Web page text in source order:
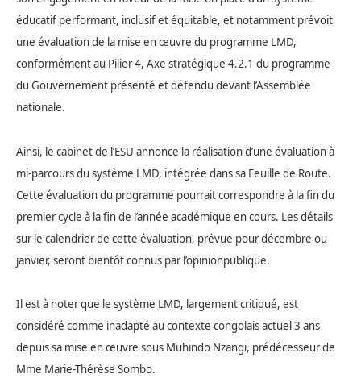
éducatif performant, inclusif et équitable, et notamment prévoit
une évaluation de la mise en œuvre du programme LMD,
conformément au Pilier 4, Axe stratégique 4.2.1 du programme
du Gouvernement présenté et défendu devant l’Assemblée
nationale.
Ainsi, le cabinet de l’ESU annonce la réalisation d’une évaluation à
mi-parcours du système LMD, intégrée dans sa Feuille de Route.
Cette évaluation du programme pourrait correspondre à la fin du
premier cycle à la fin de l’année académique en cours. Les détails
sur le calendrier de cette évaluation, prévue pour décembre ou
janvier, seront bientôt connus par l’opinionpublique.
Il est à noter que le système LMD, largement critiqué, est
considéré comme inadapté au contexte congolais actuel 3 ans
depuis sa mise en œuvre sous Muhindo Nzangi, prédécesseur de
Mme Marie-Thérèse Sombo.